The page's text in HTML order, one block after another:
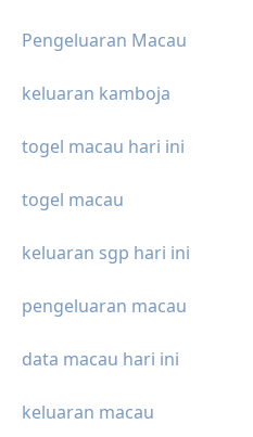
Pengeluaran Macau
keluaran kamboja
togel macau hari ini
togel macau
keluaran sgp hari ini
pengeluaran macau
data macau hari ini
keluaran macau